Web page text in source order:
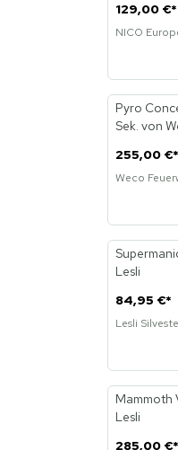
129,00 €*
NICO
Pyro
Sek. von
255,00 €*
Weco
Neu
Lesli
84,95 €*
Lesli
Mammoth
Lesli
285,00 €*